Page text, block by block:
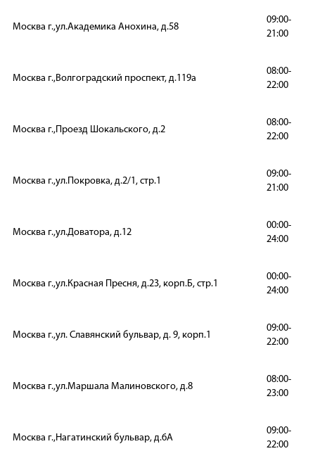
Москва г.,ул.Академика Анохина, д.58
09:00-
21:00
Москва г.,Волгоградский проспект, д.119а
08:00-
22:00
Москва г.,Проезд Шокальского, д.2
08:00-
22:00
Москва г.,ул.Покровка, д.2/1, стр.1
09:00-
21:00
Москва г.,ул.Доватора, д.12
00:00-
24:00
Москва г.,ул.Красная Пресня, д.23, корп.Б, стр.1
00:00-
24:00
Москва г.,ул. Славянский бульвар, д. 9, корп.1
09:00-
22:00
Москва г.,ул.Маршала Малиновского, д.8
08:00-
23:00
Москва г.,Нагатинский бульвар, д.6А
09:00-
22:00